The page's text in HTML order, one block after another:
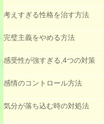
考えすぎる性格を治す方法
完璧主義をやめる方法
感受性が強すぎる,4つの対策
感情のコントロール方法
気分が落ち込む時の対処法